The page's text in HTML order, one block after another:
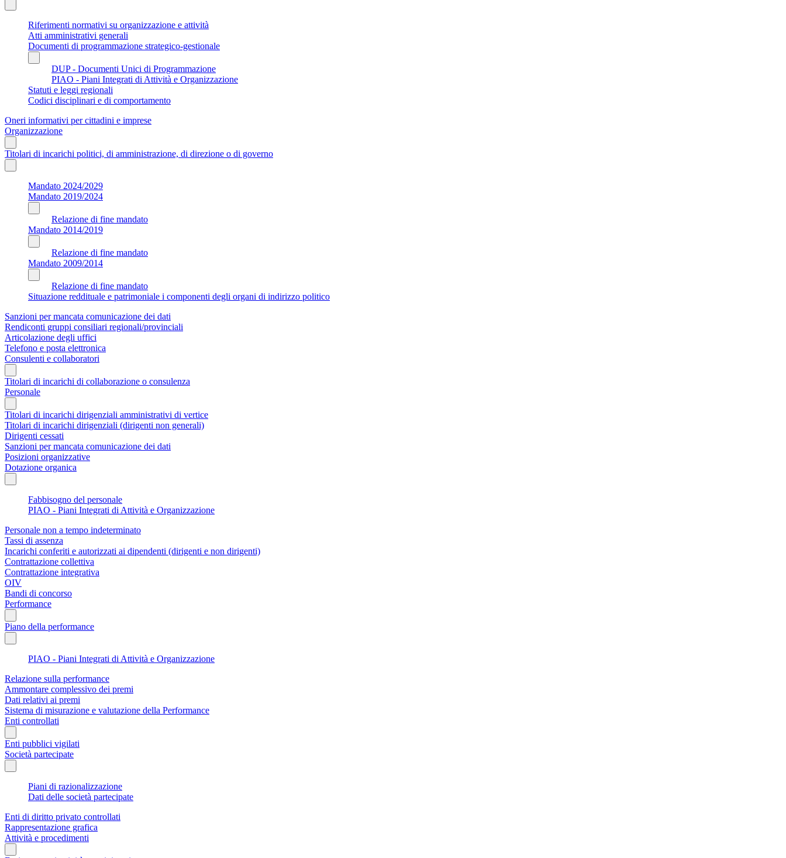
Riferimenti normativi su organizzazione e attività
Atti amministrativi generali
Documenti di programmazione strategico-gestionale
DUP - Documenti Unici di Programmazione
PIAO - Piani Integrati di Attività e Organizzazione
Statuti e leggi regionali
Codici disciplinari e di comportamento
Oneri informativi per cittadini e imprese
Organizzazione
Titolari di incarichi politici, di amministrazione, di direzione o di governo
Mandato 2024/2029
Mandato 2019/2024
Relazione di fine mandato
Mandato 2014/2019
Relazione di fine mandato
Mandato 2009/2014
Relazione di fine mandato
Situazione reddituale e patrimoniale i componenti degli organi di indirizzo politico
Sanzioni per mancata comunicazione dei dati
Rendiconti gruppi consiliari regionali/provinciali
Articolazione degli uffici
Telefono e posta elettronica
Consulenti e collaboratori
Titolari di incarichi di collaborazione o consulenza
Personale
Titolari di incarichi dirigenziali amministrativi di vertice
Titolari di incarichi dirigenziali (dirigenti non generali)
Dirigenti cessati
Sanzioni per mancata comunicazione dei dati
Posizioni organizzative
Dotazione organica
Fabbisogno del personale
PIAO - Piani Integrati di Attività e Organizzazione
Personale non a tempo indeterminato
Tassi di assenza
Incarichi conferiti e autorizzati ai dipendenti (dirigenti e non dirigenti)
Contrattazione collettiva
Contrattazione integrativa
OIV
Bandi di concorso
Performance
Piano della performance
PIAO - Piani Integrati di Attività e Organizzazione
Relazione sulla performance
Ammontare complessivo dei premi
Dati relativi ai premi
Sistema di misurazione e valutazione della Performance
Enti controllati
Enti pubblici vigilati
Società partecipate
Piani di razionalizzazione
Dati delle società partecipate
Enti di diritto privato controllati
Rappresentazione grafica
Attività e procedimenti